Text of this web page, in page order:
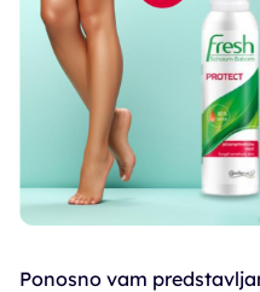
Ponosno vam